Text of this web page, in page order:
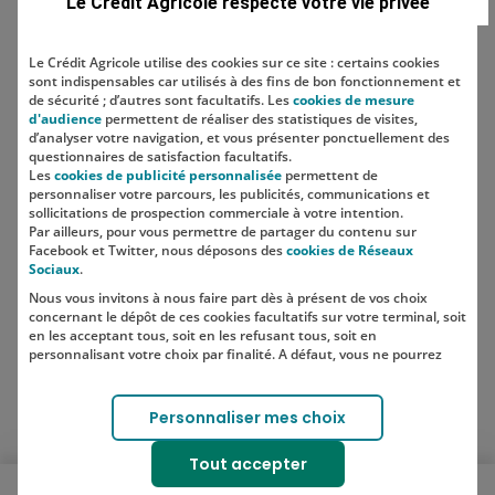
Localisation
SUIVEZ-NOUS SUR LES RÉSEAUX
SOCIAUX
Lien vers le compte Instagram
Lien vers le compte TikTok
Ouvrir le menu mobile
Le Crédit Agricole utilise des cookies sur ce site : certains cookies
sont indispensables car utilisés à des fins de bon fonctionnement et
de sécurité ; d’autres sont facultatifs. Lescookies de mesure
d'audience permettent de réaliser des statistiques de visites,
d’analyser votre navigation, et vous présenter ponctuellement des
questionnaires de satisfaction facultatifs.
Lescookies de publicité personnalisée permettent de
personnaliser votre parcours, les publicités, communications et
sollicitations de prospection commerciale à votre intention.
Par ailleurs, pour vous permettre de partager du contenu sur
Facebook et Twitter, nous déposons descookies de Réseaux
Sociaux.
Nous vous invitons à nous faire part dès à présent de vos choix
concernant le dépôt de ces cookies facultatifs sur votre terminal, soit
en les acceptant tous, soit en les refusant tous, soit en
personnalisant votre choix par finalité. A défaut, vous ne pourrez
Votre choix est libre et peut être modifié à tout moment, en cliquant
sur le lien "Cookies", en bas de page.
Pour en savoir plus sur les responsables de traitement et les
finalités, cliquez sur "Personnaliser mes choix".
Personnaliser mes choix
Tout accepter